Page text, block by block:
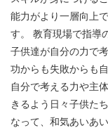
能力がより一層向上
す。 教育現場で指導
子供達が自分の力で
功からも失敗からも
自分で考える力や主
きるよう日々子供た
なって、和気あいあ